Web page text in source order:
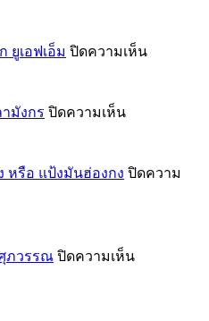
ยูเอฟเอ็ม ปิดความเห็นบน
มังกร ปิดความเห็นบน
และ
หรือ แป้งมันฮ่องกง ปิดความ
ภวรรณ ปิดความเห็นบน